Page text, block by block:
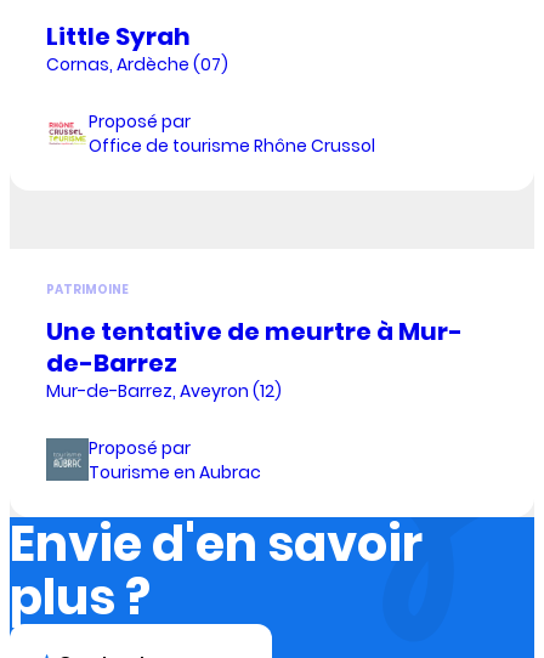
Little Syrah
Cornas, Ardèche (07)
Proposé par
Office de tourisme Rhône Crussol
PATRIMOINE
Une tentative de meurtre à Mur-
de-Barrez
Mur-de-Barrez, Aveyron (12)
Proposé par
Tourisme en Aubrac
Envie d'en savoir
plus ?